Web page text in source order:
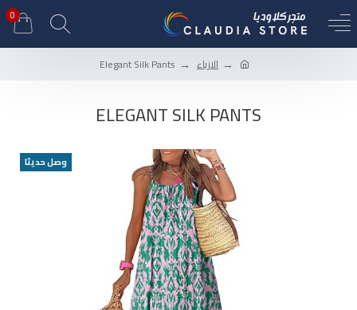
0
الازياء Elegant Silk Pants
ELEGANT SILK PANTS
وصل حديثا